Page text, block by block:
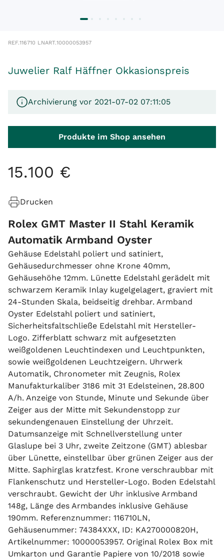
REF.116710 LNART.10000053957
Juwelier Ralf Häffner Okkasionspreis
Archivierung vor 2021-07-02 07:11:05
Produkte im Shop ansehen
15.100 €
Drucken
Rolex GMT Master II Stahl Keramik
Automatik Armband Oyster
Gehäuse Edelstahl poliert und satiniert,
Gehäusedurchmesser ohne Krone 40mm,
Gehäusehöhe 12mm. Lünette Edelstahl gerädelt mit
schwarzem Keramik Inlay kugelgelagert, graviert mit
24-Stunden Skala, beidseitig drehbar. Armband
Oyster Edelstahl poliert und satiniert,
Sicherheitsfaltschließe Edelstahl mit Hersteller-
Logo. Zifferblatt schwarz mit aufgesetzten
weißgoldenen Leuchtindexen und Leuchtpunkten,
sowie weißgoldenen Leuchtzeigern. Uhrwerk
Automatik, Chronometer mit Zeugnis, Rolex
Manufakturkaliber 3186 mit 31 Edelsteinen, 28.800
A/h. Anzeige von Stunde, Minute und Sekunde über
Zeiger aus der Mitte mit Sekundenstopp zur
sekundengenauen Einstellung der Uhrzeit.
Datumsanzeige mit Schnellverstellung unter
Glaslupe bei 3 Uhr, zweite Zeitzone (GMT) ablesbar
über Lünette, einstellbar über grünen Zeiger aus der
Mitte. Saphirglas kratzfest. Krone verschraubbar mit
Flankenschutz und Hersteller-Logo. Boden Edelstahl
verschraubt. Gewicht der Uhr inklusive Armband
148g, Länge des Armbandes inklusive Gehäuse
190mm. Referenznummer: 116710LN,
Gehäusenummer: 74384XXX, ID: KA270000820H,
Artikelnummer: 10000053957. Original Rolex Box mit
Umkarton und Garantie Papiere von 10/2018 sowie